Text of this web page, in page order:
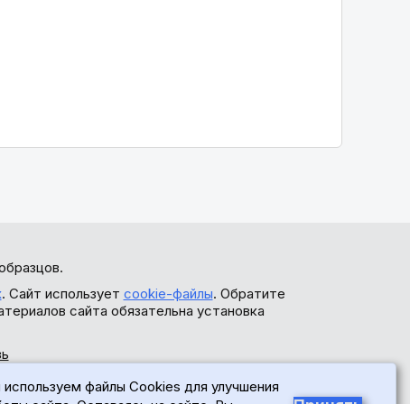
. Сайт использует cookie-файлы. Обратите
сайта обязательна установка
файлы Cookies для улучшения